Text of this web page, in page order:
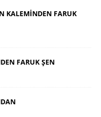
KALEMİNDEN FARUK
FARUK ŞEN